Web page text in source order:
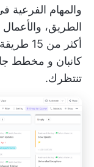
والمهام
الطريق،
أكثر من 15 طريقة عرض، بما في ذلك القائمة,
كانبان و مخطط
تنتظرك.